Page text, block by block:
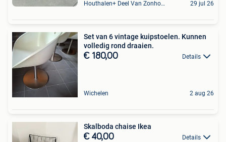
Houthalen+ Deel Van Zonhoven En Zolder 29 jul 26
Set van 6 vintage kuipstoelen. Kunnen
volledig rond draaien.
€ 180,00 Details
Wichelen 2 aug 26
Skalboda chaise Ikea
€ 40,00 Details